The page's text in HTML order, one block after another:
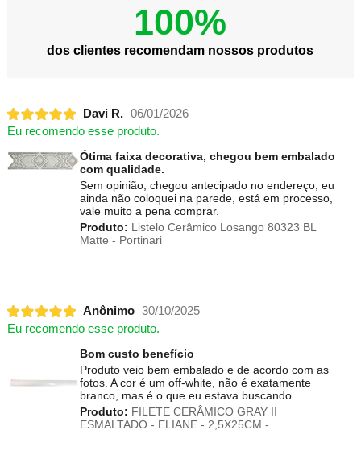
100%
dos clientes recomendam nossos produtos
Davi R. 06/01/2026
Eu recomendo esse produto.
Ótima faixa decorativa, chegou bem embalado
com qualidade.
Sem opinião, chegou antecipado no endereço, eu
ainda não coloquei na parede, está em processo,
vale muito a pena comprar.
Produto: Listelo Cerâmico Losango 80323 BL
Matte - Portinari
Anônimo 30/10/2025
Eu recomendo esse produto.
Bom custo benefício
Produto veio bem embalado e de acordo com as
fotos. A cor é um off-white, não é exatamente
branco, mas é o que eu estava buscando.
Produto: FILETE CERÂMICO GRAY II
ESMALTADO - ELIANE - 2,5X25CM -